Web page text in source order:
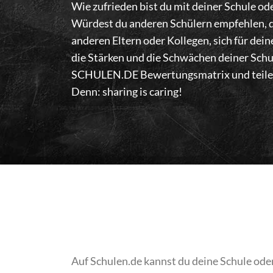
Wie zufrieden bist du mit deiner Schule
Würdest du anderen Schülern empfehlen,
anderen Eltern oder Kollegen, sich für
die Stärken und die Schwächen deiner
SCHULEN.DE Bewertungsmatrix und
Denn: sharing is caring!
Auf Schulen.de kannst du deine Schule